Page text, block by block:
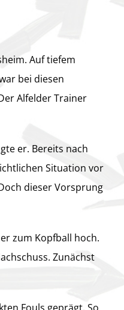
Auf tiefem
bei diesen
Alfelder Trainer
er. Bereits nach
Situation vor
dieser Vorsprung
zum Kopfball hoch.
Zunächst